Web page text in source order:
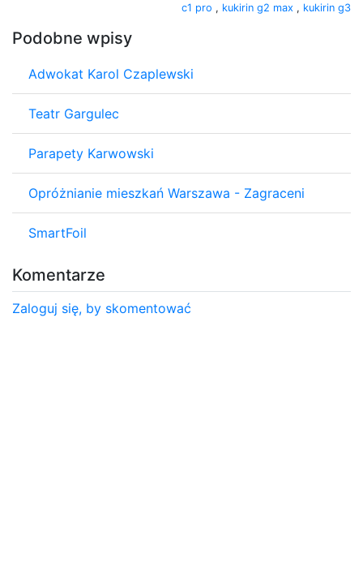
c1 pro , kukirin g2 max , kukirin g3
Podobne wpisy
Adwokat Karol Czaplewski
Teatr Gargulec
Parapety Karwowski
Opróżnianie mieszkań Warszawa - Zagraceni
SmartFoil
Komentarze
Zaloguj się, by skomentować